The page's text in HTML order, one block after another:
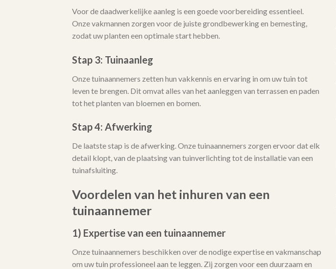
Voor de daadwerkelijke aanleg is een goede voorbereiding essentieel.
Onze vakmannen zorgen voor de juiste grondbewerking en bemesting,
zodat uw planten een optimale start hebben.
Stap 3: Tuinaanleg
Onze tuinaannemers zetten hun vakkennis en ervaring in om uw tuin tot
leven te brengen. Dit omvat alles van het aanleggen van terrassen en paden
tot het planten van bloemen en bomen.
Stap 4: Afwerking
De laatste stap is de afwerking. Onze tuinaannemers zorgen ervoor dat elk
detail klopt, van de plaatsing van tuinverlichting tot de installatie van een
tuinafsluiting.
Voordelen van het inhuren van een
tuinaannemer
1) Expertise van een tuinaannemer
Onze tuinaannemers beschikken over de nodige expertise en vakmanschap
om uw tuin professioneel aan te leggen. Zij zorgen voor een duurzaam en